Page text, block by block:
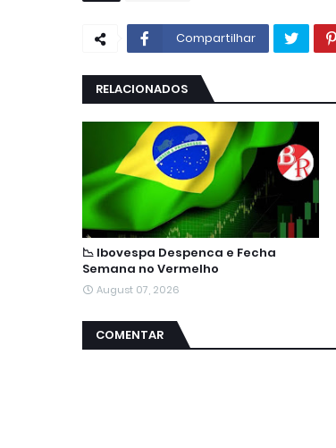
Compartilhar
RELACIONADOS
📉 Ibovespa Despenca e Fecha
Semana no Vermelho
August 07, 2026
COMENTAR